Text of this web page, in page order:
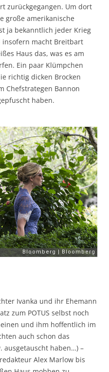
zurückgegangen. Um dort
große amerikanische
ja bekanntlich jeder Krieg
insofern macht Breitbart
Haus das, was es am
Ein paar Klümpchen
richtig dicken Brocken
Chefstrategen Bannon
haben.
Ivanka und ihr Ehemann
zum POTUS selbst noch
und ihm hoffentlich im
auch schon das
ausgetauscht haben…) –
Alex Marlow bis